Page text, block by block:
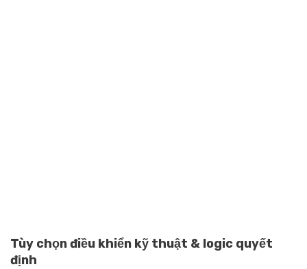
Tùy chọn điều khiển kỹ thuật & logic quyết
định